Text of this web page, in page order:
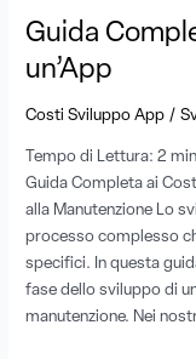
Guida
un’App
Costi Sviluppo App /
Tempo di Lettura:2
Guida Completa ai
alla Manutenzione Lo
processo complesso
specifici. In questa
fase dello sviluppo di
manutenzione. Nei